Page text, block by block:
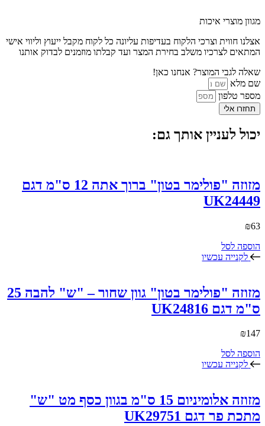
מגוון מוצרי איכות
אצלנו חווית וצרכי הלקוח בעדיפות עליונה כל לקוח מקבל ייעוץ וליווי אישי
המתאים לצרכיו משלב בחירת המצר ועד קבלתו מוזמנים לבדוק אותנו
שאלה לגבי המוצר? אנחנו כאן!
שם מלא
מספר טלפון
תחזרו אלי
יכול לעניין אותך גם:
מזוזה "פולימר בטון" ברוך אתה 12 ס"מ דגם
UK24449
₪63
הוספה לסל
לקנייה עכשיו
מזוזה "פולימר בטון" גוון שחור – "ש" להבה 25
ס"מ דגם UK24816
₪147
הוספה לסל
לקנייה עכשיו
מזוזה אלומיניום 15 ס"מ בגוון כסף מט "ש"
מתכת פר דגם UK29751